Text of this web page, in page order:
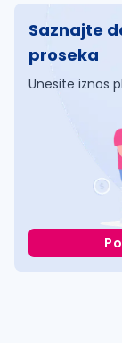
Saznajte
proseka
Unesite iznos